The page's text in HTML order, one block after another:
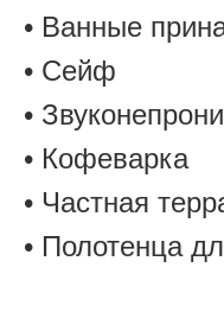
• Ванные
• Сейф
•
• Кофеварка
• Частная
• Полотенца